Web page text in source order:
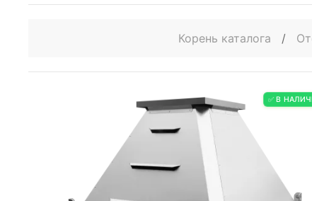
Корень каталога /
✅ В